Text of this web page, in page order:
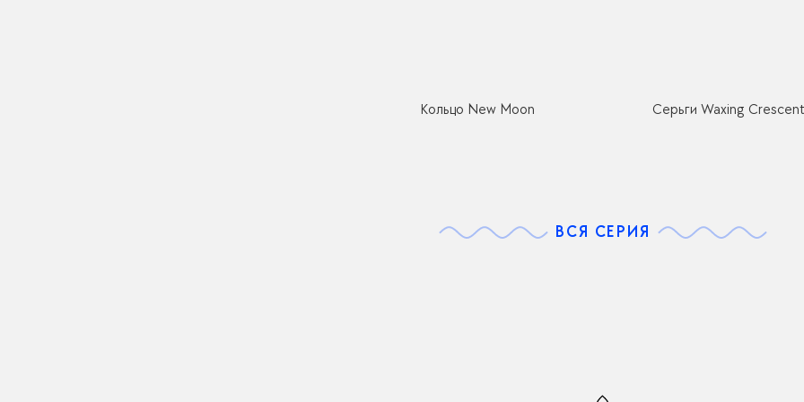
Кольцо New Moon Серьги Waxing Crescent
ВСЯ СЕРИЯ